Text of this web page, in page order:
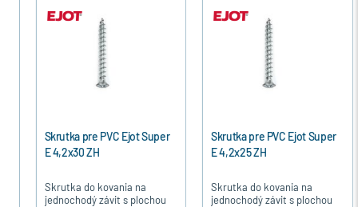
Skrutka pre PVC Ejot Super
E 4,2x30 ZH
Skrutka do kovania na
jednochodý závit s plochou
Skrutka pre PVC Ejot Super
E 4,2x25 ZH
Skrutka do kovania na
jednochodý závit s plochou